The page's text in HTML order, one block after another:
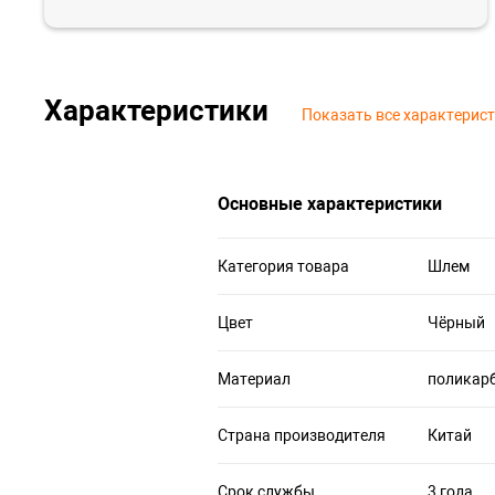
Характеристики Показать все
Основные характеристики
Категория товара Шлем
Цвет Чёрный
Материал
Страна производителя Китай